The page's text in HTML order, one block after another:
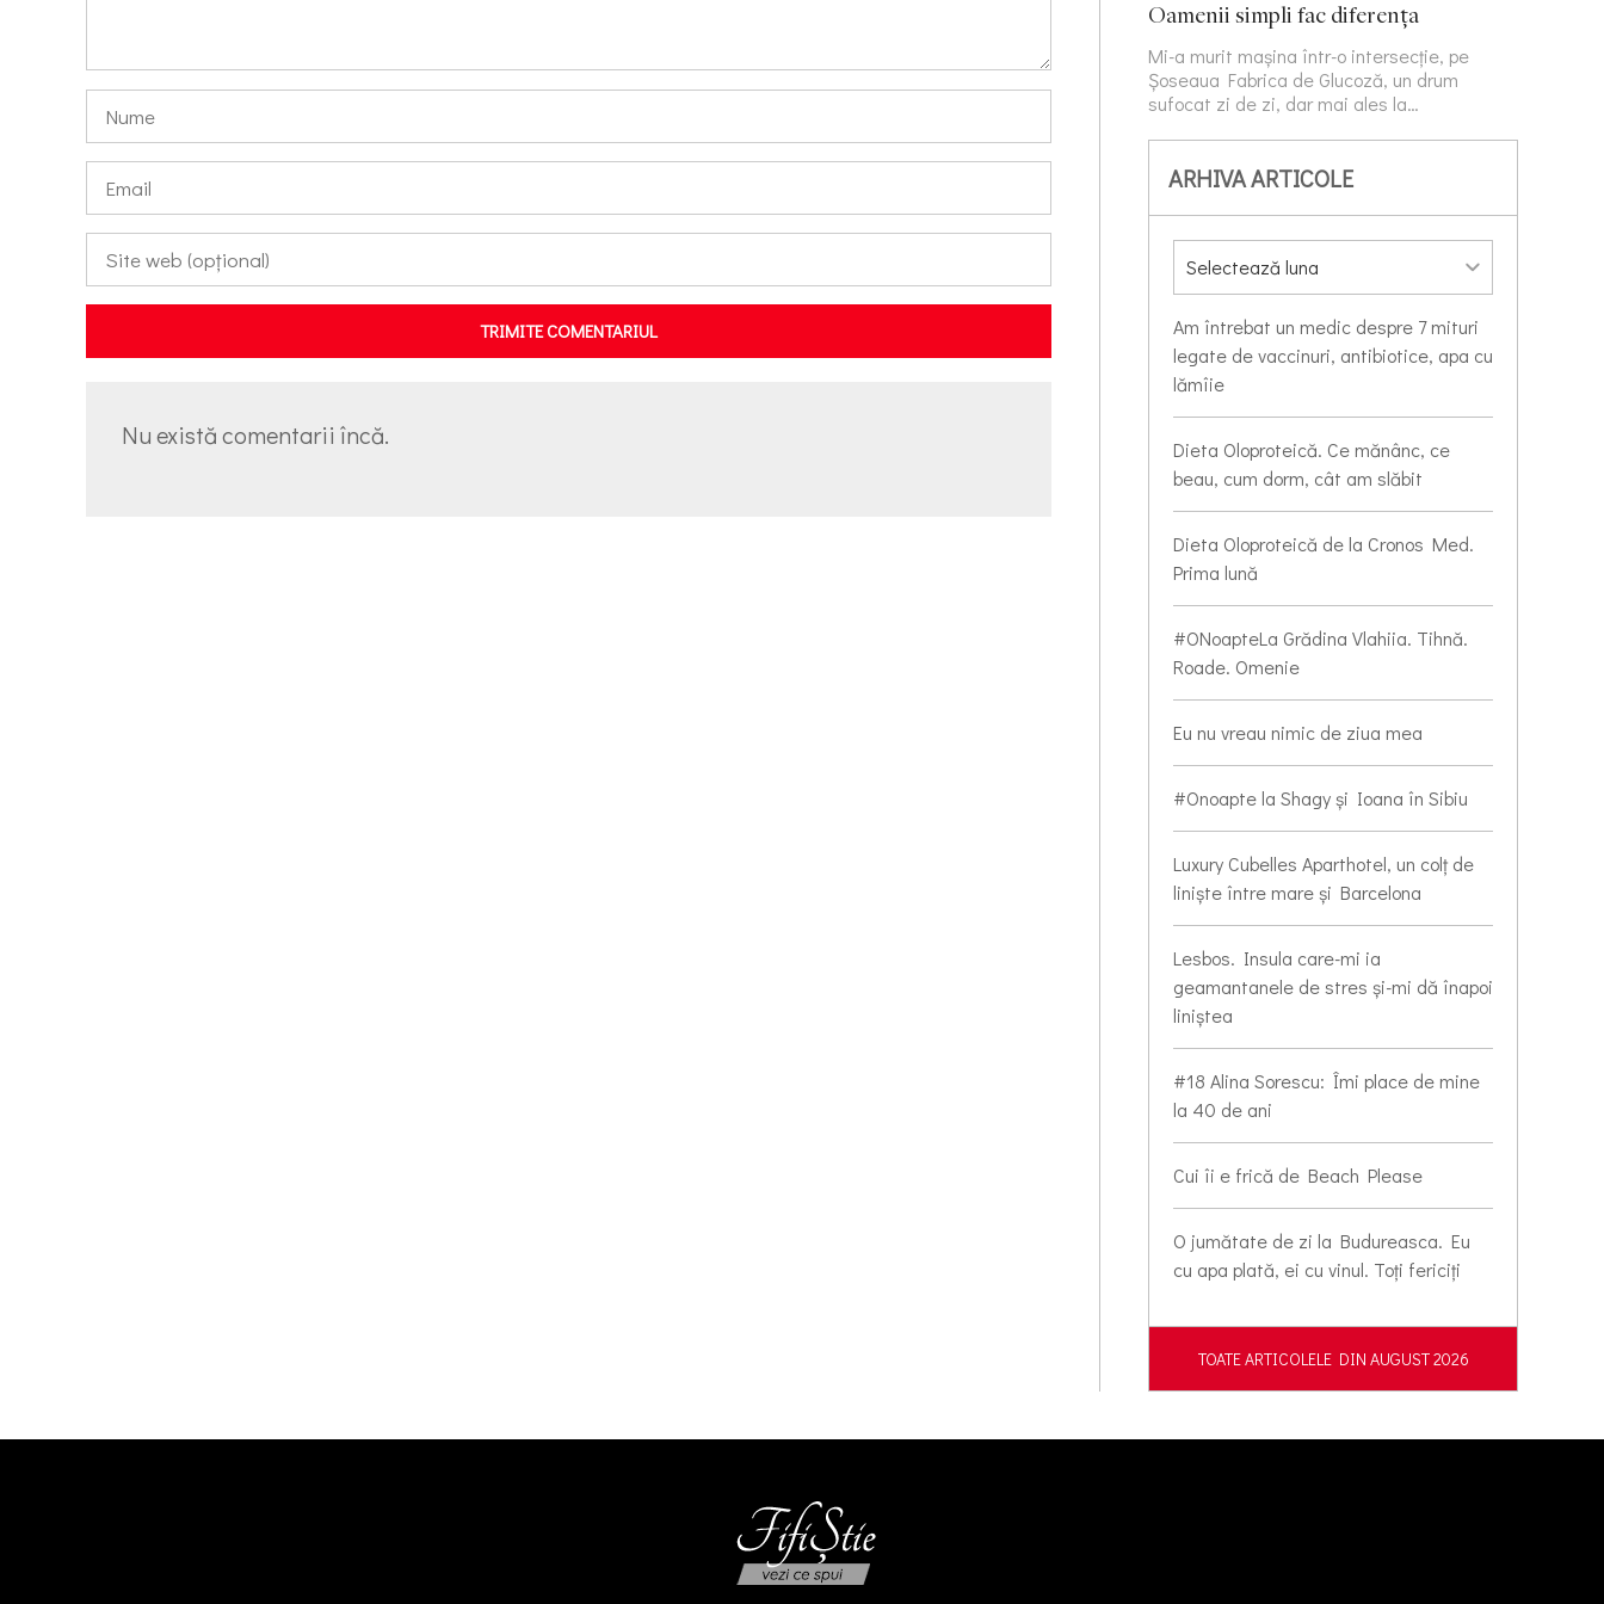
TRIMITE COMENTARIUL
Nu există comentarii încă.
Oamenii simpli fac diferența
Mi-a murit mașina într-o intersecție, pe
Șoseaua Fabrica de Glucoză, un drum
sufocat zi de zi, dar mai ales la…
ARHIVA ARTICOLE
Am întrebat un medic despre 7 mituri
legate de vaccinuri, antibiotice, apa cu
lămîie
Dieta Oloproteică. Ce mănânc, ce
beau, cum dorm, cât am slăbit
Dieta Oloproteică de la Cronos Med.
Prima lună
#ONoapteLa Grădina Vlahiia. Tihnă.
Roade. Omenie
Eu nu vreau nimic de ziua mea
#Onoapte la Shagy și Ioana în Sibiu
Luxury Cubelles Aparthotel, un colț de
liniște între mare și Barcelona
Lesbos. Insula care-mi ia
geamantanele de stres și-mi dă înapoi
liniștea
#18 Alina Sorescu: Îmi place de mine
la 40 de ani
Cui îi e frică de Beach Please
O jumătate de zi la Budureasca. Eu
cu apa plată, ei cu vinul. Toți fericiți
TOATE ARTICOLELE DIN AUGUST 2026